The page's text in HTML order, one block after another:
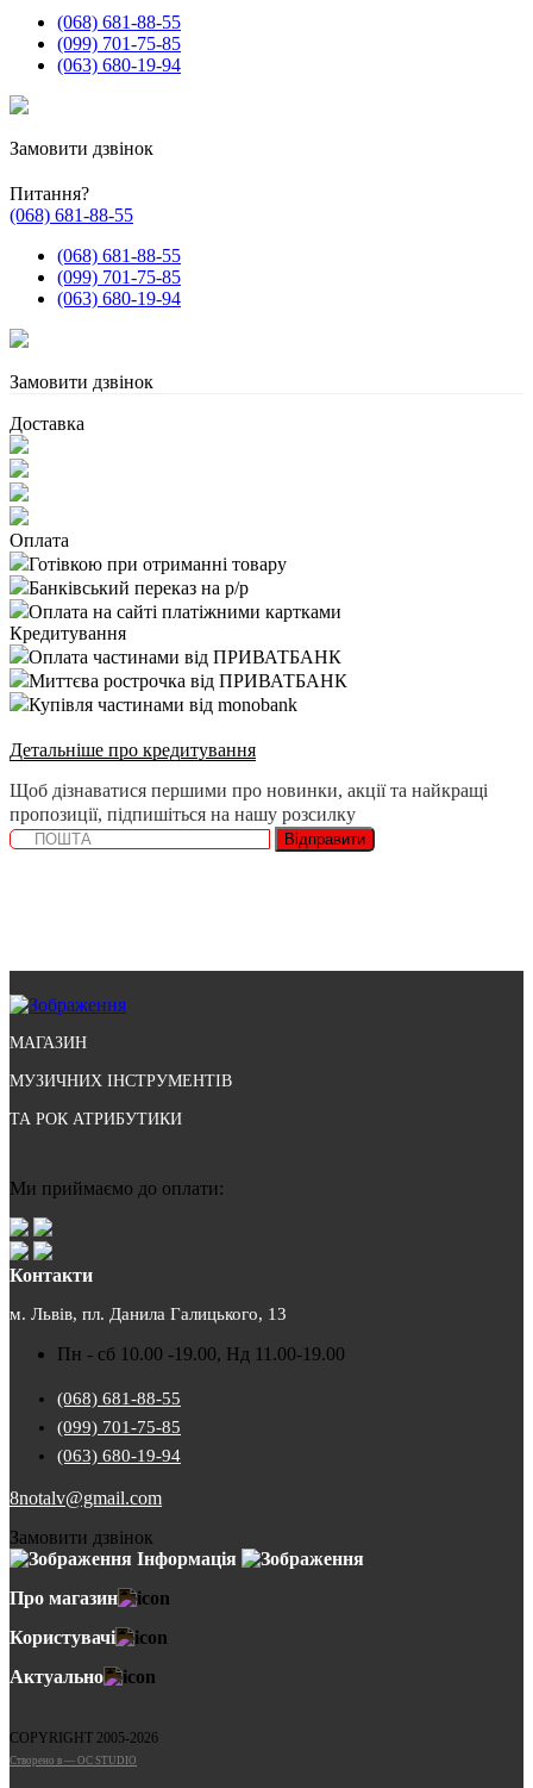
(068) 681-88-55
(099) 701-75-85
(063) 680-19-94
Замовити дзвінок
Питання?
(068) 681-88-55
(068) 681-88-55
(099) 701-75-85
(063) 680-19-94
Замовити дзвінок
Доставка
Оплата
Готівкою при отриманні товару
Банківський переказ на р/р
Оплата на сайті платіжними картками
Кредитування
Оплата частинами від ПРИВАТБАНК
Миттєва рострочка від ПРИВАТБАНК
Купівля частинами від monobank
Детальніше про кредитування
Щоб дізнаватися першими про новинки, акції та найкращі
пропозиції, підпишіться на нашу розсилку
Відправити
МАГАЗИН
МУЗИЧНИХ ІНСТРУМЕНТІВ
ТА РОК АТРИБУТИКИ
Ми приймаємо до оплати:
Контакти
м. Львів, пл. Данила Галицького, 13
Пн - сб 10.00 -19.00, Нд 11.00-19.00
(068) 681-88-55
(099) 701-75-85
(063) 680-19-94
8notalv@gmail.com
Замовити дзвінок
Інформація
Про магазин
Користувачі
Актуально
COPYRIGHT 2005-2026
Cтворено в — OC STUDIO